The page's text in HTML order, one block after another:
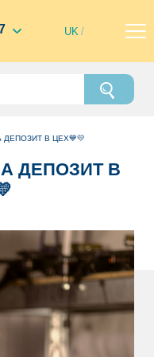
UK /
В ЦЕХ💙💛
ДЕПОЗИТ В